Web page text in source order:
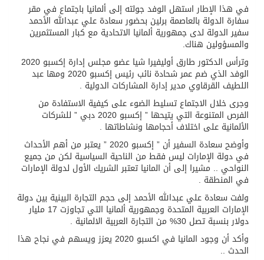
في هذا الإطار استهل الوفد جولته إلى ألمانيا باجتماع في مقر
سفارة الدولة بالعاصمة برلين بحضور سعادة علي عبدالله الأحمد
سفير الدولة لدى جمهورية ألمانيا الاتحادية مع كبار المستثمرين
والمسؤولين هناك.
وترأس الدكتور طارق أوليفيرا شيا عضو مجلس إدارة إكسبو 2020
الوفد الذي ضم عمر شحادة نائب رئيس إكسبو 2020 ومها عبد
اللطيف القرقاوي مدير إدارة المشاركات الدولية .
وجرى خلال الاجتماع تسليط الضوء على كيفية الاستفادة من
الفرص المتنوعة التي يتيحها ” إكسبو 2020 دبي ” للشركات
الألمانية على اختلاف أحجامها ونشاطاتها .
وأوضح سعادة السفير أن ” إكسبو 2020 ” يعتبر من أهم الأحداث
في دولة الإمارات ليس فقط من الناحية السياسية لكن من جميع
النواحي .. مشيرا إلى أن المانيا تعتبر الشريك الأول لدولة الإمارات
في المنطقة .
ولفت سعادة علي عبدالله الأحمد إلى حجم التجارة البينية بين دولة
الإمارات العربية المتحدة وجمهورية ألمانيا التي تجاوزت 17 مليار
دولار بنسبة تصل 30% من التجارة العربية الالمانية .
وأكد أن وجود المانيا في اكسبو 2020 يعزز ويسهم في نجاح هذا
الحدث ..